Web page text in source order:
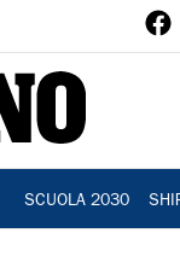
SCUOLA 2030